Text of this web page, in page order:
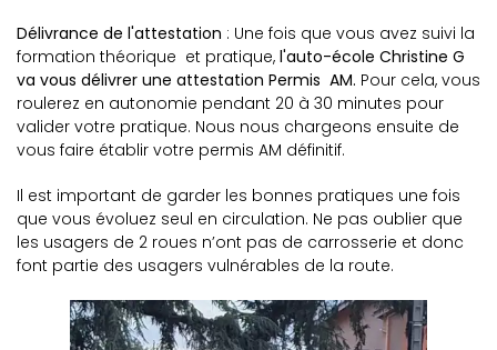
Délivrance de l'attestation : Une fois que vous avez suivi la
formation théorique et pratique, l'auto-école Christine G
va vous délivrer une attestation Permis AM. Pour cela, vous
roulerez en autonomie pendant 20 à 30 minutes pour
valider votre pratique. Nous nous chargeons ensuite de
vous faire établir votre permis AM définitif.
Il est important de garder les bonnes pratiques une fois
que vous évoluez seul en circulation. Ne pas oublier que
les usagers de 2 roues n’ont pas de carrosserie et donc
font partie des usagers vulnérables de la route.